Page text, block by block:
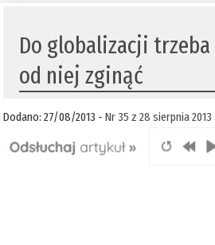
Do globalizacji
od niej zginąć
Dodano: 27/08/2013 -Nr 35 z 28 sierpnia 2013